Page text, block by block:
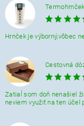
Hrnček je výborný,vôbec
Cestovná
Zatiaĺ som doň nenašiel
neviem využiť na ten účel